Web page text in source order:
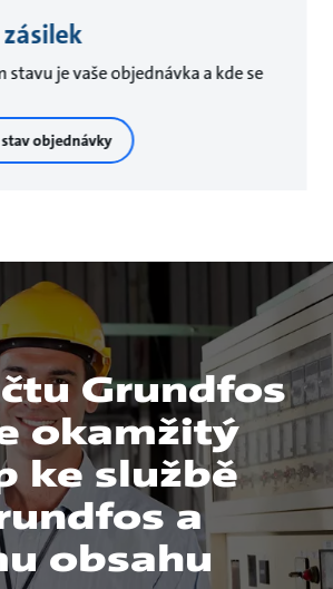
stavu je vaše objednávka a kde se
objednávky
Grundfos
okamžitý
ke službě
a
obsahu